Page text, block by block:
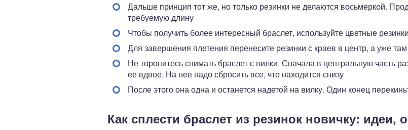
Дальше принцип тот же, но только резинки не делаются восьмеркой.
требуемую длину
Чтобы получить более интересный браслет, используйте цветные резинки
Для завершения плетения перенесите резинки с краев в центр, а уже
Не торопитесь снимать браслет с вилки. Сначала в центральную часть
ее вдвое. На нее надо сбросить все, что находится снизу
После этого она одна и останется надетой на вилку. Один конец
Как сплести браслет из резинок новичку: